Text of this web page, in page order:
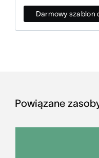
Darmowy szablon
Powiązane